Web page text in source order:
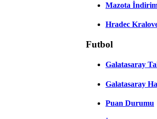
Mazota
Hradec
Futbol
Galatasaray
Galatasaray
Puan Durumu